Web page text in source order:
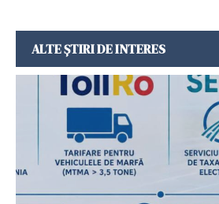
ALTE ȘTIRI DE INTERES